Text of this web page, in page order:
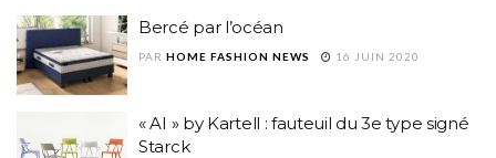
Bercé par l’océan
PAR HOME FASHION NEWS 16 JUIN 2020
« AI » by Kartell : fauteuil du 3e type signé
Starck